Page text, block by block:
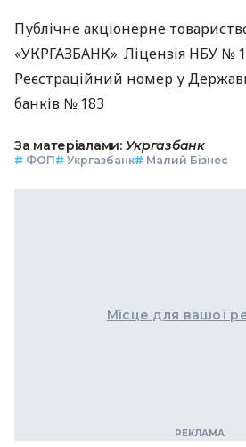
Публічне акціонерне
«УКРГАЗБАНК». Ліцензія НБУ №
Реєстраційний номер у
банків № 183
За матеріалами: Укргазбанк
# ФОП# Укргазбанк# Малий Бізнес
Місце для вашої